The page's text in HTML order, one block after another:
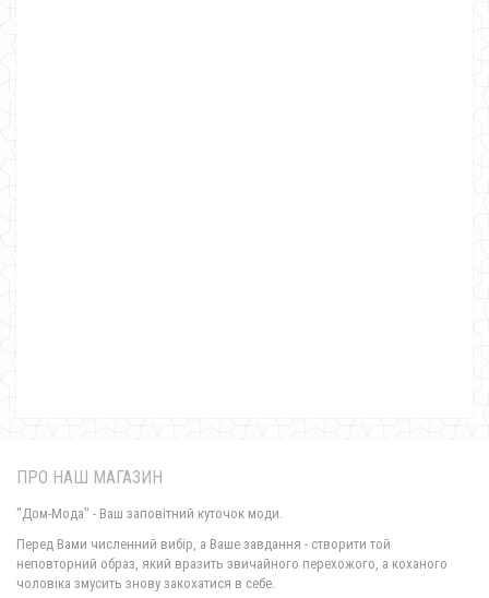
ПРО НАШ МАГАЗИН
"Дом-Мода" - Ваш заповітний куточок моди.
Перед Вами численний вибір, а Ваше завдання - створити той
неповторний образ, який вразить звичайного перехожого, а коханого
чоловіка змусить знову закохатися в себе.